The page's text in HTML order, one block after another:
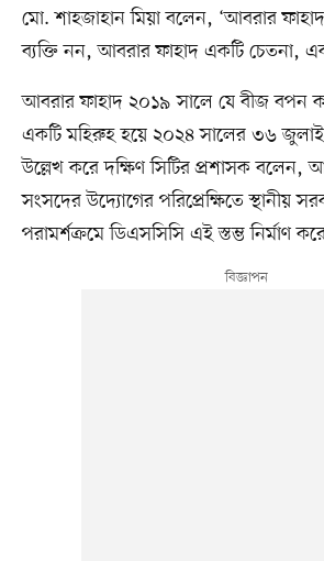
মো. শাহজাহান মিয়া বলেন, ‘আবরার
ব্যক্তি নন, আবরার ফাহাদ একটি চেতনা,
আবরার ফাহাদ ২০১৯ সালে যে বীজ বপন
একটি মহিরুহ হয়ে ২০২৪ সালের ৩৬
উল্লেখ করে দক্ষিণ সিটির প্রশাসক বলেন,
সংসদের উদ্যোগের পরিপ্রেক্ষিতে স্থানীয়
পরামর্শক্রমে ডিএসসিসি এই স্তম্ভ নির্মাণ